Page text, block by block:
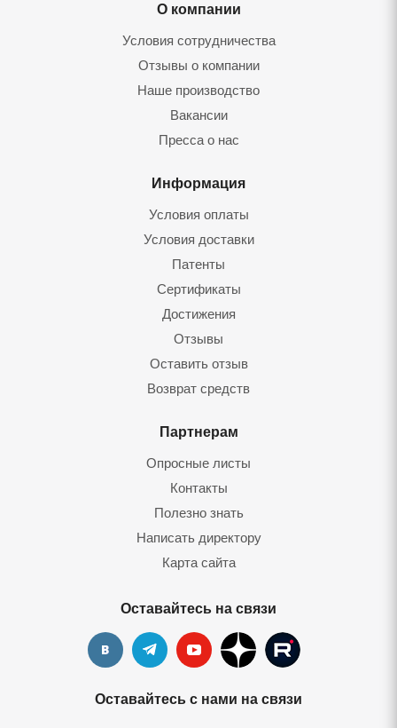
О компании
Условия сотрудничества
Отзывы о компании
Наше производство
Вакансии
Пресса о нас
Информация
Условия оплаты
Условия доставки
Патенты
Сертификаты
Достижения
Отзывы
Оставить отзыв
Возврат средств
Партнерам
Опросные листы
Контакты
Полезно знать
Написать директору
Карта сайта
Оставайтесь на связи
Оставайтесь с нами на связи